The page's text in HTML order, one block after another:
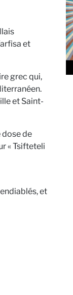
et
grec qui,
et Saint-
dose de
« Tsifteteli
et